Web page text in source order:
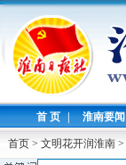
首 页 | 淮南要闻
首页 > 文明花开润淮南 >